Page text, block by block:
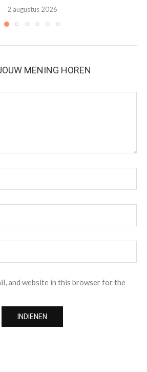
2 augustus 2026
MENING HOREN
and website in this browser for the